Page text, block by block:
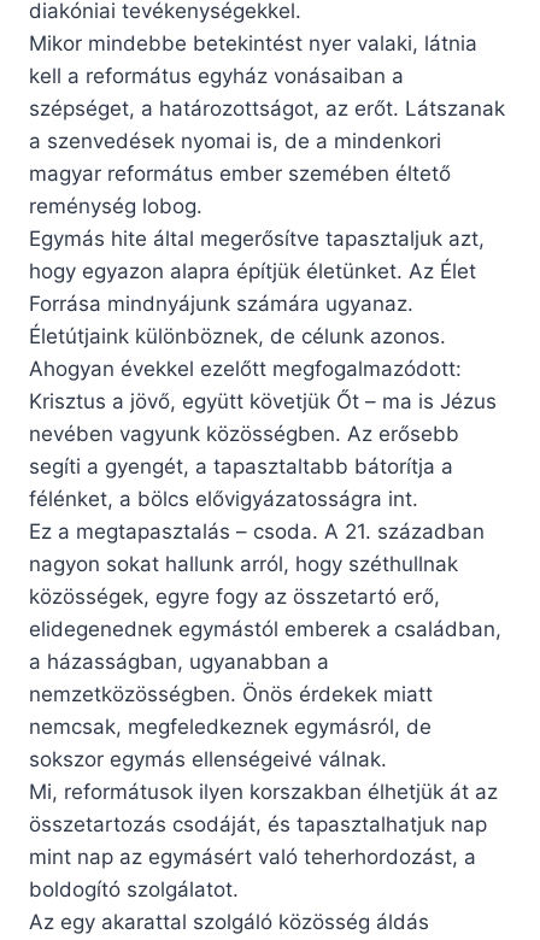
diakóniai tevékenységekkel.
Mikor mindebbe betekintést nyer valaki, látnia
kell a református egyház vonásaiban a
szépséget, a határozottságot, az erőt. Látszanak
a szenvedések nyomai is, de a mindenkori
magyar református ember szemében éltető
reménység lobog.
Egymás hite által megerősítve tapasztaljuk azt,
hogy egyazon alapra építjük életünket. Az Élet
Forrása mindnyájunk számára ugyanaz.
Életútjaink különböznek, de célunk azonos.
Ahogyan évekkel ezelőtt megfogalmazódott:
Krisztus a jövő, együtt követjük Őt – ma is Jézus
nevében vagyunk közösségben. Az erősebb
segíti a gyengét, a tapasztaltabb bátorítja a
félénket, a bölcs elővigyázatosságra int.
Ez a megtapasztalás – csoda. A 21. században
nagyon sokat hallunk arról, hogy széthullnak
közösségek, egyre fogy az összetartó erő,
elidegenednek egymástól emberek a családban,
a házasságban, ugyanabban a
nemzetközösségben. Önös érdekek miatt
nemcsak, megfeledkeznek egymásról, de
sokszor egymás ellenségeivé válnak.
Mi, reformátusok ilyen korszakban élhetjük át az
összetartozás csodáját, és tapasztalhatjuk nap
mint nap az egymásért való teherhordozást, a
boldogító szolgálatot.
Az egy akarattal szolgáló közösség áldás